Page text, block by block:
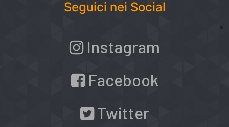
Seguici nei Social
Instagram
Facebook
Twitter